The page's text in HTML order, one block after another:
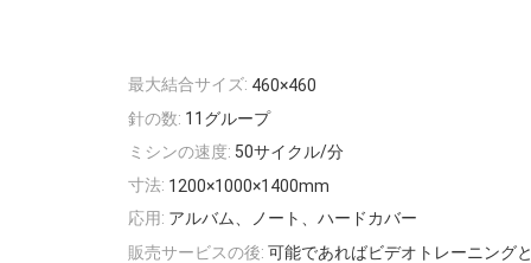
最大結合サイズ: 460×460
針の数: 11グループ
ミシンの速度: 50サイクル/分
寸法: 1200×1000×1400mm
応用: アルバム、ノート、ハードカバー
販売サービスの後: 可能であればビデオトレーニング